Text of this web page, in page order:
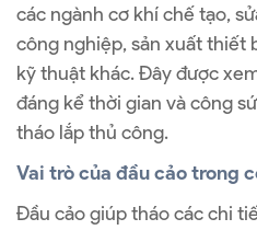
các ngành cơ khí chế tạo,
công nghiệp, sản xuất thiết
kỹ thuật khác. Đây được
đáng kể thời gian và công
tháo lắp thủ công.
Vai trò của đầu cảo trong
Đầu cảo giúp tháo các chi